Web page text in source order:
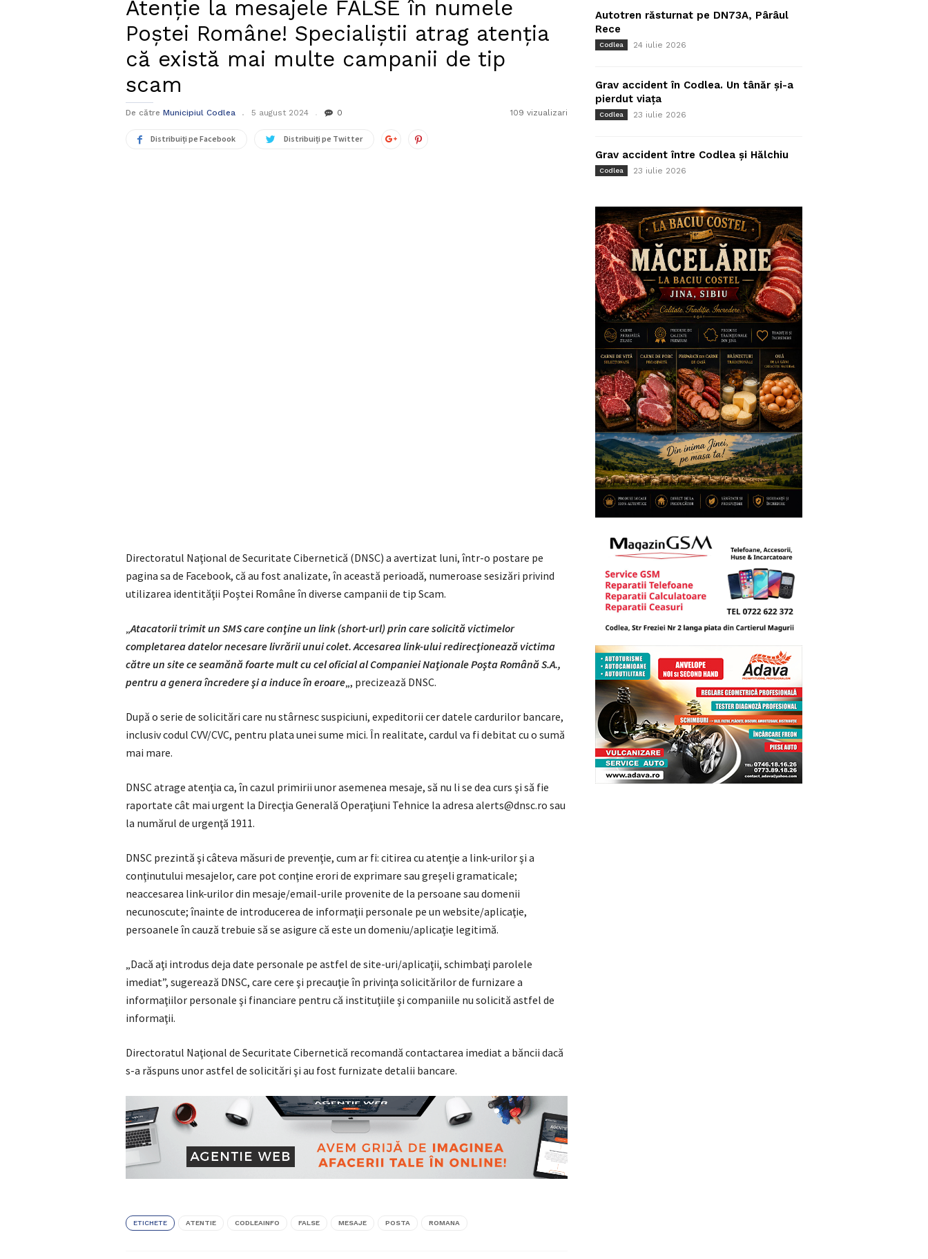
Atenție la mesajele FALSE în numele
Poștei Române! Specialiștii atrag atenția
că există mai multe campanii de tip
scam
De către Municipiul Codlea 5 august 2024 0 109 vizualizari
Distribuiți pe Facebook Distribuiți pe Twitter
Directoratul Naţional de Securitate Cibernetică (DNSC) a avertizat luni, într-o postare pe
pagina sa de Facebook, că au fost analizate, în această perioadă, numeroase sesizări privind
utilizarea identităţii Poştei Române în diverse campanii de tip Scam.
„Atacatorii trimit un SMS care conţine un link (short-url) prin care solicită victimelor
completarea datelor necesare livrării unui colet. Accesarea link-ului redirecţionează victima
către un site ce seamănă foarte mult cu cel oficial al Companiei Naţionale Poşta Română S.A.,
pentru a genera încredere şi a induce în eroare„, precizează DNSC.
După o serie de solicitări care nu stârnesc suspiciuni, expeditorii cer datele cardurilor bancare,
inclusiv codul CVV/CVC, pentru plata unei sume mici. În realitate, cardul va fi debitat cu o sumă
mai mare.
DNSC atrage atenţia ca, în cazul primirii unor asemenea mesaje, să nu li se dea curs şi să fie
raportate cât mai urgent la Direcţia Generală Operaţiuni Tehnice la adresa alerts@dnsc.ro sau
la numărul de urgenţă 1911.
DNSC prezintă şi câteva măsuri de prevenţie, cum ar fi: citirea cu atenţie a link-urilor şi a
conţinutului mesajelor, care pot conţine erori de exprimare sau greşeli gramaticale;
neaccesarea link-urilor din mesaje/email-urile provenite de la persoane sau domenii
necunoscute; înainte de introducerea de informaţii personale pe un website/aplicaţie,
persoanele în cauză trebuie să se asigure că este un domeniu/aplicaţie legitimă.
„Dacă aţi introdus deja date personale pe astfel de site-uri/aplicaţii, schimbaţi parolele
imediat”, sugerează DNSC, care cere şi precauţie în privinţa solicitărilor de furnizare a
informaţiilor personale şi financiare pentru că instituţiile şi companiile nu solicită astfel de
informaţii.
Directoratul Naţional de Securitate Cibernetică recomandă contactarea imediat a băncii dacă
s-a răspuns unor astfel de solicitări şi au fost furnizate detalii bancare.
ETICHETE ATENTIE CODLEAINFO FALSE MESAJE POSTA ROMANA
Autotren răsturnat pe DN73A, Pârâul
Rece
Codlea 24 iulie 2026
Grav accident în Codlea. Un tânăr și-a
pierdut viața
Codlea 23 iulie 2026
Grav accident între Codlea și Hălchiu
Codlea 23 iulie 2026